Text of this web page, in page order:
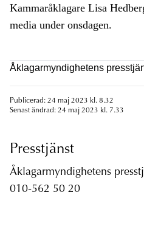
Kammaråklagare Lisa
media under onsdagen.
Åklagarmyndighetens
Publicerad: 24 maj 2023 kl. 8.32
Senast ändrad: 24 maj 2023 kl. 7.33
Presstjänst
Åklagarmyndighetens
010-562 50 20